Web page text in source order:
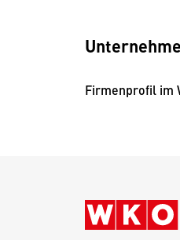
Firmenprofil im